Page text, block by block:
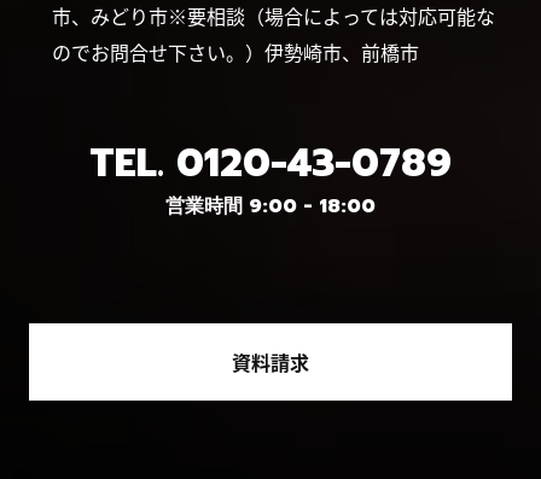
市、みどり市※要相談（場合によっては対応可能な
のでお問合せ下さい。）伊勢崎市、前橋市
TEL. 0120-43-0789
営業時間 9:00 - 18:00
資料請求